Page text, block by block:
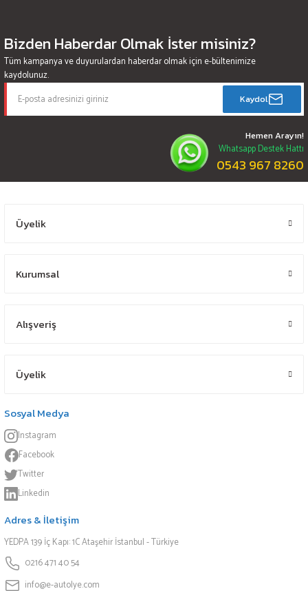
Bizden Haberdar Olmak İster misiniz?
Tüm kampanya ve duyurulardan haberdar olmak için e-bültenimize
kaydolunuz.
Kaydol
Hemen Arayın!
Whatsapp Destek Hattı
0543 967 8260
Üyelik
Kurumsal
Alışveriş
Üyelik
Sosyal Medya
Instagram
Facebook
Twitter
Linkedin
Adres & İletişim
YEDPA 139 İç Kapı: 1C Ataşehir İstanbul - Türkiye
0216 471 40 54
info@e-autolye.com